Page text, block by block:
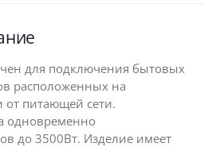
для подключения бытовых
расположенных на
от питающей сети.
одновременно
до 3500Вт. Изделие имеет